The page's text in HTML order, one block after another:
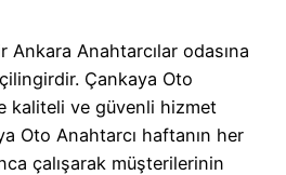
Ankara Anahtarcılar odasına
Çankaya Oto
kaliteli ve güvenli hizmet
Oto Anahtarcı haftanın her
çalışarak müşterilerinin